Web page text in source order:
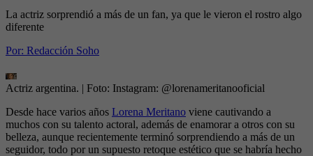
La actriz sorprendió a más de un fan, ya que le vieron el rostro algo
diferente
Por: Redacción Soho
Actriz argentina. | Foto: Instagram: @lorenameritanooficial
Desde hace varios años Lorena Meritano viene cautivando a
muchos con su talento actoral, además de enamorar a otros con su
belleza, aunque recientemente terminó sorprendiendo a más de un
seguidor, todo por un supuesto retoque estético que se habría hecho